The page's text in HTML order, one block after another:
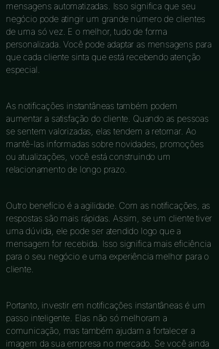
mensagens automatizadas. Isso significa que seu
negócio pode atingir um grande número de clientes
de uma só vez. E o melhor, tudo de forma
personalizada. Você pode adaptar as mensagens para
que cada cliente sinta que está recebendo atenção
especial.
As notificações instantâneas também podem
aumentar a satisfação do cliente. Quando as pessoas
se sentem valorizadas, elas tendem a retornar. Ao
mantê-las informadas sobre novidades, promoções
ou atualizações, você está construindo um
relacionamento de longo prazo.
Outro benefício é a agilidade. Com as notificações, as
respostas são mais rápidas. Assim, se um cliente tiver
uma dúvida, ele pode ser atendido logo que a
mensagem for recebida. Isso significa mais eficiência
para o seu negócio e uma experiência melhor para o
cliente.
Portanto, investir em notificações instantâneas é um
passo inteligente. Elas não só melhoram a
comunicação, mas também ajudam a fortalecer a
imagem da sua empresa no mercado. Se você ainda